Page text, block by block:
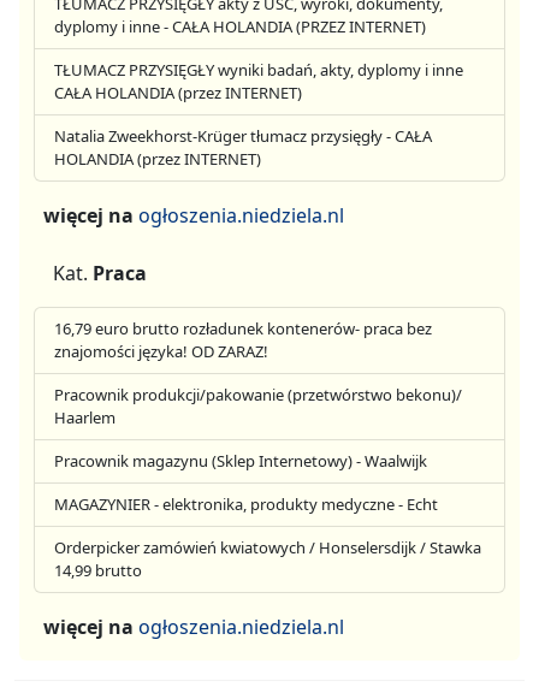
dyplomy i inne - CAŁA HOLANDIA (PRZEZ INTERNET)
TŁUMACZ PRZYSIĘGŁY wyniki badań, akty, dyplomy i inne
CAŁA HOLANDIA (przez INTERNET)
Natalia Zweekhorst-Krüger tłumacz przysięgły - CAŁA
HOLANDIA (przez INTERNET)
więcej na ogłoszenia.niedziela.nl
Kat. Praca
16,79 euro brutto rozładunek kontenerów- praca bez
znajomości języka! OD ZARAZ!
Pracownik produkcji/pakowanie (przetwórstwo bekonu)/
Haarlem
Pracownik magazynu (Sklep Internetowy) - Waalwijk
MAGAZYNIER - elektronika, produkty medyczne - Echt
Orderpicker zamówień kwiatowych / Honselersdijk / Stawka
14,99 brutto
więcej na ogłoszenia.niedziela.nl